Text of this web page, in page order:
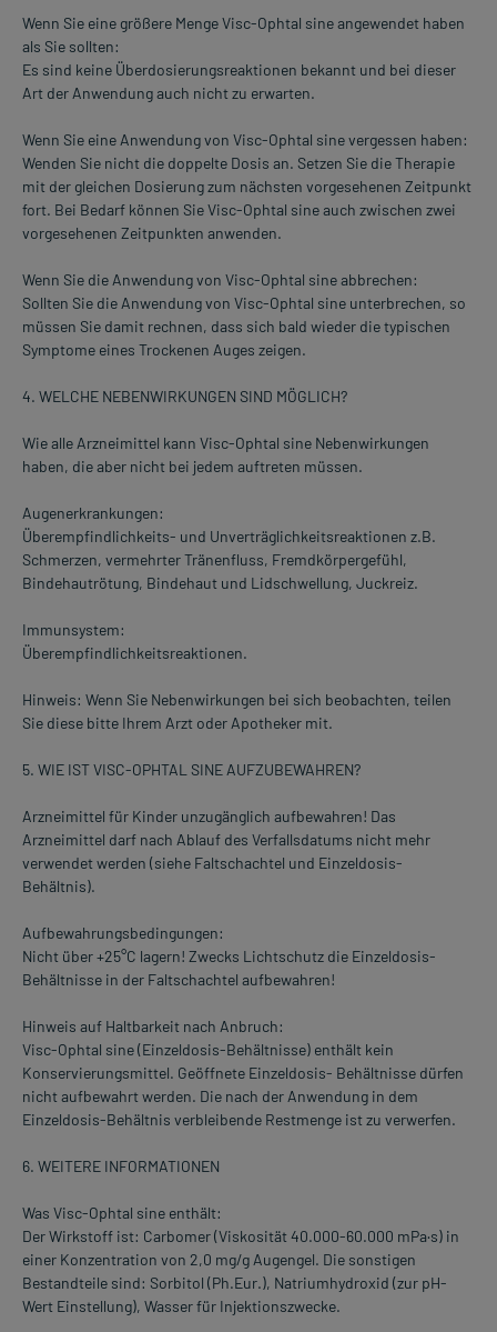
Wenn Sie eine größere Menge Visc-Ophtal sine angewendet haben
als Sie sollten:
Es sind keine Überdosierungsreaktionen bekannt und bei dieser
Art der Anwendung auch nicht zu erwarten.
Wenn Sie eine Anwendung von Visc-Ophtal sine vergessen haben:
Wenden Sie nicht die doppelte Dosis an. Setzen Sie die Therapie
mit der gleichen Dosierung zum nächsten vorgesehenen Zeitpunkt
fort. Bei Bedarf können Sie Visc-Ophtal sine auch zwischen zwei
vorgesehenen Zeitpunkten anwenden.
Wenn Sie die Anwendung von Visc-Ophtal sine abbrechen:
Sollten Sie die Anwendung von Visc-Ophtal sine unterbrechen, so
müssen Sie damit rechnen, dass sich bald wieder die typischen
Symptome eines Trockenen Auges zeigen.
4. WELCHE NEBENWIRKUNGEN SIND MÖGLICH?
Wie alle Arzneimittel kann Visc-Ophtal sine Nebenwirkungen
haben, die aber nicht bei jedem auftreten müssen.
Augenerkrankungen:
Überempfindlichkeits- und Unverträglichkeitsreaktionen z.B.
Schmerzen, vermehrter Tränenfluss, Fremdkörpergefühl,
Bindehautrötung, Bindehaut und Lidschwellung, Juckreiz.
Immunsystem:
Überempfindlichkeitsreaktionen.
Hinweis: Wenn Sie Nebenwirkungen bei sich beobachten, teilen
Sie diese bitte Ihrem Arzt oder Apotheker mit.
5. WIE IST VISC-OPHTAL SINE AUFZUBEWAHREN?
Arzneimittel für Kinder unzugänglich aufbewahren! Das
Arzneimittel darf nach Ablauf des Verfallsdatums nicht mehr
verwendet werden (siehe Faltschachtel und Einzeldosis-
Behältnis).
Aufbewahrungsbedingungen:
Nicht über +25°C lagern! Zwecks Lichtschutz die Einzeldosis-
Behältnisse in der Faltschachtel aufbewahren!
Hinweis auf Haltbarkeit nach Anbruch:
Visc-Ophtal sine (Einzeldosis-Behältnisse) enthält kein
Konservierungsmittel. Geöffnete Einzeldosis- Behältnisse dürfen
nicht aufbewahrt werden. Die nach der Anwendung in dem
Einzeldosis-Behältnis verbleibende Restmenge ist zu verwerfen.
6. WEITERE INFORMATIONEN
Was Visc-Ophtal sine enthält:
Der Wirkstoff ist: Carbomer (Viskosität 40.000-60.000 mPa·s) in
einer Konzentration von 2,0 mg/g Augengel. Die sonstigen
Bestandteile sind: Sorbitol (Ph.Eur.), Natriumhydroxid (zur pH-
Wert Einstellung), Wasser für Injektionszwecke.